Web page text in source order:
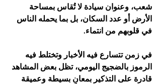
شعب، وعنوان سيادة لا تُقاس بمساحة
الأرض أو عدد السكان، بل بما يحمله الناس
في قلوبهم من انتماء.
في زمن تتسارع فيه الأخبار وتختلط فيه
الرموز بالضجيج اليومي، تظل بعض المشاهد
قادرة على التذكير بمعانٍ بسيطة وعميقة